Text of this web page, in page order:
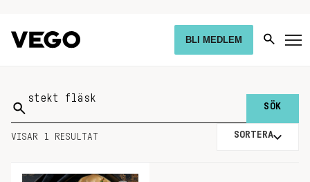
BLI MEDLEM
Sök
på:
VISAR 1 RESULTAT SORTERA